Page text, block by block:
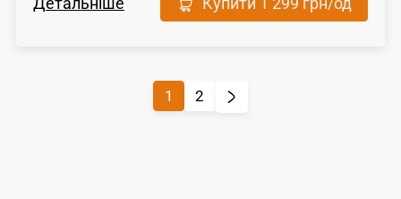
Детальніше Купити 1 299 грн/од
1 2